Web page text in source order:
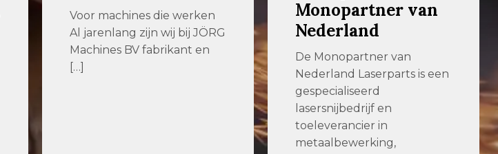
Voor machines die werken
Al jarenlang zijn wij bij JÖRG
Machines BV fabrikant en
[…]
Monopartner van
Nederland
De Monopartner van
Nederland Laserparts is een
gespecialiseerd
lasersnijbedrijf en
toeleverancier in
metaalbewerking,